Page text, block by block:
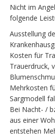
Nicht im
folgende
Ausstellung
Kosten für
Trauerdruck,
Mehrkosten
Sargmodell
Bei Nacht- /
aus einer
entstehen